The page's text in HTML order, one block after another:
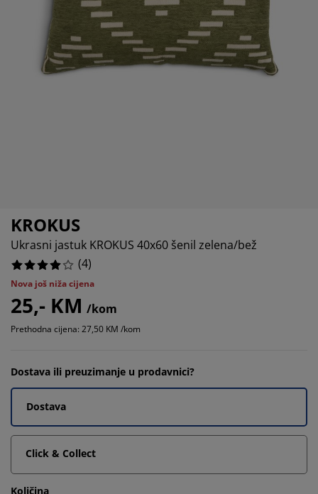
za spavaću sobu
kreveta sa spremnikom
namještaja
potrepštine
soba
KROKUS
Ukrasni jastuk KROKUS 40x60 šenil zelena/bež
(4)
Nova još niža cijena
25,- KM /kom
Prethodna cijena: 27,50 KM /kom
Dostava ili preuzimanje u prodavnici?
Dostava
Click & Collect
Količina